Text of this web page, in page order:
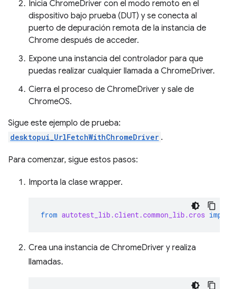
Inicia ChromeDriver con el modo remoto en el
dispositivo bajo prueba (DUT) y se conecta al
puerto de depuración remota de la instancia de
Chrome después de acceder.
Expone una instancia del controlador para que
puedas realizar cualquier llamada a ChromeDriver.
Cierra el proceso de ChromeDriver y sale de
ChromeOS.
Sigue este ejemplo de prueba:
desktopui_UrlFetchWithChromeDriver .
Para comenzar, sigue estos pasos:
Importa la clase wrapper.
from autotest_lib.client.common_lib.cros
Crea una instancia de ChromeDriver y realiza
llamadas.